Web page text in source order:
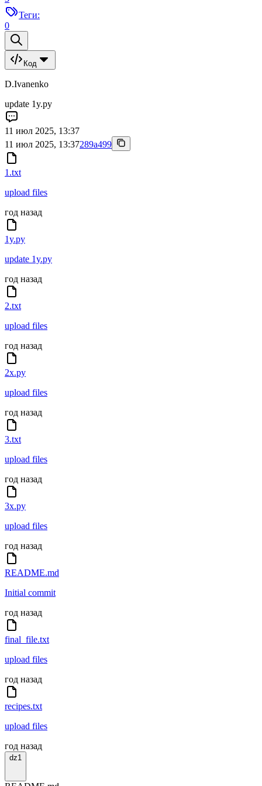
Теги:
0
Код
D.Ivanenko
update 1y.py
11 июл 2025, 13:37
11 июл 2025, 13:37289a499
1.txt
upload files
год назад
1y.py
update 1y.py
год назад
2.txt
upload files
год назад
2x.py
upload files
год назад
3.txt
upload files
год назад
3x.py
upload files
год назад
README.md
Initial commit
год назад
final_file.txt
upload files
год назад
recipes.txt
upload files
год назад
dz1